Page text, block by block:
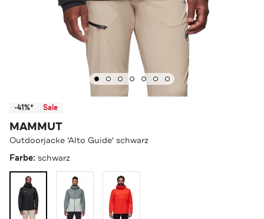
-41%* Sale
MAMMUT
Outdoorjacke 'Alto Guide' schwarz
Farbe: schwarz